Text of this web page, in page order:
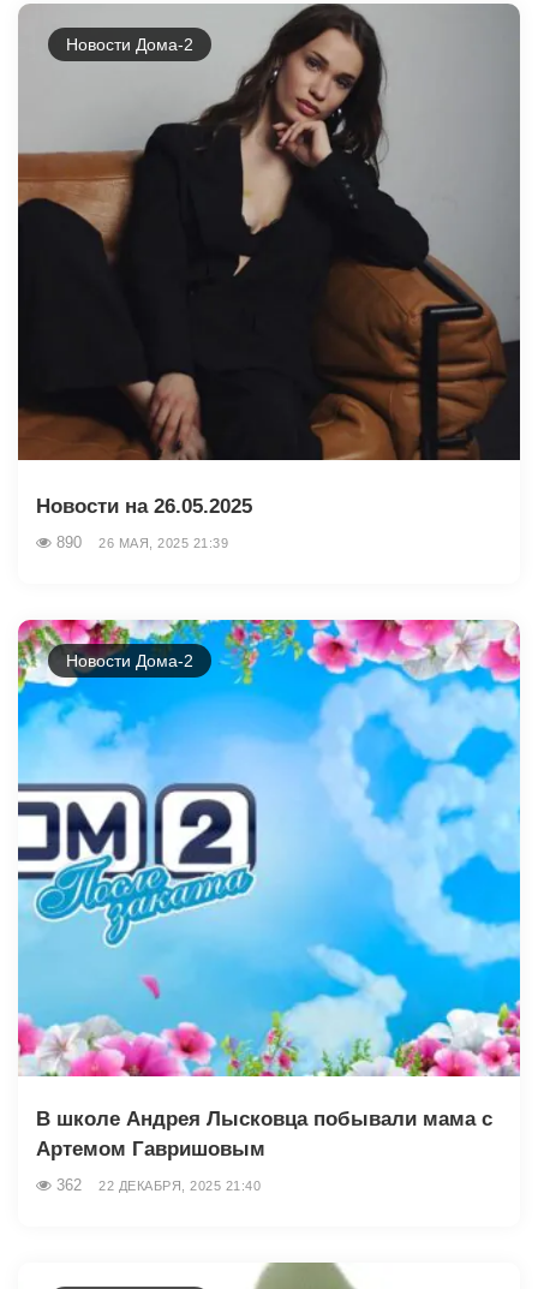
Новости Дома-2
Новости на 26.05.2025
890 26 МАЯ, 2025 21:39
Новости Дома-2
В школе Андрея Лысковца побывали мама с
Артемом Гавришовым
362 22 ДЕКАБРЯ, 2025 21:40